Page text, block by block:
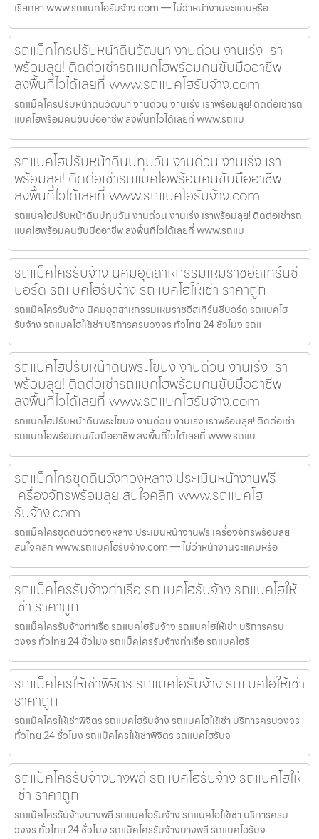
เรียกหา www.รถแบคโฮรับจ้าง.com — ไม่ว่าหน้างานจะแคบหรือ
รถแม็คโครปรับหน้าดินวัฒนา งานด่วน งานเร่ง เรา
พร้อมลุย! ติดต่อเช่ารถแบคโฮพร้อมคนขับมืออาชีพ
ลงพื้นที่ไวได้เลยที่ www.รถแบคโฮรับจ้าง.com
รถแม็คโครปรับหน้าดินวัฒนา งานด่วน งานเร่ง เราพร้อมลุย! ติดต่อเช่ารถ
แบคโฮพร้อมคนขับมืออาชีพ ลงพื้นที่ไวได้เลยที่ www.รถแบ
รถแบคโฮปรับหน้าดินปทุมวัน งานด่วน งานเร่ง เรา
พร้อมลุย! ติดต่อเช่ารถแบคโฮพร้อมคนขับมืออาชีพ
ลงพื้นที่ไวได้เลยที่ www.รถแบคโฮรับจ้าง.com
รถแบคโฮปรับหน้าดินปทุมวัน งานด่วน งานเร่ง เราพร้อมลุย! ติดต่อเช่ารถ
แบคโฮพร้อมคนขับมืออาชีพ ลงพื้นที่ไวได้เลยที่ www.รถแบ
รถแม็คโครรับจ้าง นิคมอุตสาหกรรมเหมราชอีสเทิร์นซี
บอร์ด รถแบคโฮรับจ้าง รถแบคโฮให้เช่า ราคาถูก
รถแม็คโครรับจ้าง นิคมอุตสาหกรรมเหมราชอีสเทิร์นซีบอร์ด รถแบคโฮ
รับจ้าง รถแบคโฮให้เช่า บริการครบวงจร ทั่วไทย 24 ชั่วโมง รถแ
รถแบคโฮปรับหน้าดินพระโขนง งานด่วน งานเร่ง เรา
พร้อมลุย! ติดต่อเช่ารถแบคโฮพร้อมคนขับมืออาชีพ
ลงพื้นที่ไวได้เลยที่ www.รถแบคโฮรับจ้าง.com
รถแบคโฮปรับหน้าดินพระโขนง งานด่วน งานเร่ง เราพร้อมลุย! ติดต่อเช่า
รถแบคโฮพร้อมคนขับมืออาชีพ ลงพื้นที่ไวได้เลยที่ www.รถแบ
รถแม็คโครขุดดินวังทองหลาง ประเมินหน้างานฟรี
เครื่องจักรพร้อมลุย สนใจคลิก www.รถแบคโฮ
รับจ้าง.com
รถแม็คโครขุดดินวังทองหลาง ประเมินหน้างานฟรี เครื่องจักรพร้อมลุย
สนใจคลิก www.รถแบคโฮรับจ้าง.com — ไม่ว่าหน้างานจะแคบหรือ
รถแม็คโครรับจ้างท่าเรือ รถแบคโฮรับจ้าง รถแบคโฮให้
เช่า ราคาถูก
รถแม็คโครรับจ้างท่าเรือ รถแบคโฮรับจ้าง รถแบคโฮให้เช่า บริการครบ
วงจร ทั่วไทย 24 ชั่วโมง รถแม็คโครรับจ้างท่าเรือ รถแบคโฮรั
รถแม็คโครให้เช่าพิจิตร รถแบคโฮรับจ้าง รถแบคโฮให้เช่า
ราคาถูก
รถแม็คโครให้เช่าพิจิตร รถแบคโฮรับจ้าง รถแบคโฮให้เช่า บริการครบวงจร
ทั่วไทย 24 ชั่วโมง รถแม็คโครให้เช่าพิจิตร รถแบคโฮรับจ
รถแม็คโครรับจ้างบางพลี รถแบคโฮรับจ้าง รถแบคโฮให้
เช่า ราคาถูก
รถแม็คโครรับจ้างบางพลี รถแบคโฮรับจ้าง รถแบคโฮให้เช่า บริการครบ
วงจร ทั่วไทย 24 ชั่วโมง รถแม็คโครรับจ้างบางพลี รถแบคโฮรับจ